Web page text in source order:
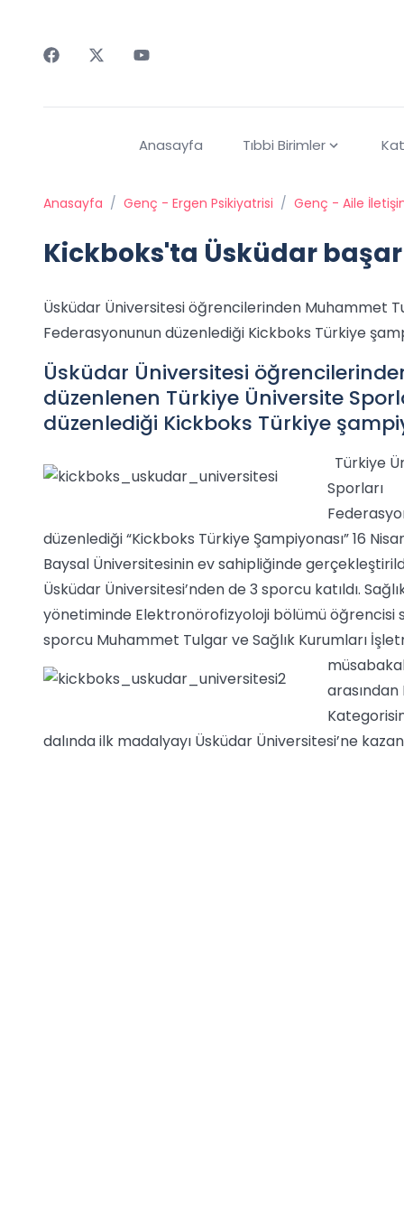
Anasayfa Tıbbi Birimler
Anasayfa / Genç - Ergen Psikiyatrisi / Genç - Aile
Kickboks'ta Üsküdar
Üsküdar Üniversitesi öğrencilerinden Muhammet
Federasyonunun düzenlediği Kickboks Türkiye
Üsküdar Üniversitesi
düzenlenen Türkiye Üniversite
düzenlediği Kickboks Türkiye
Türkiye
Sporları
düzenlediği “Kickboks Türkiye Şampiyonası” 16
Baysal Üniversitesinin ev sahipliğinde
Üsküdar Üniversitesi’nden de 3 sporcu katıldı.
yönetiminde Elektronörofizyoloji bölümü öğrencisi
sporcu Muhammet Tulgar ve Sağlık Kurumları
dalında ilk madalyayı Üsküdar Üniversitesi’ne